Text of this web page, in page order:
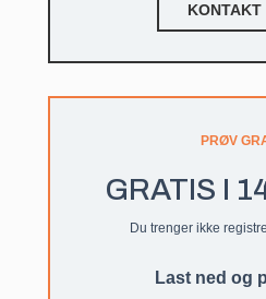
PRØV
GRATIS I
Du trenger ikke
Last ned og
KONTAKT